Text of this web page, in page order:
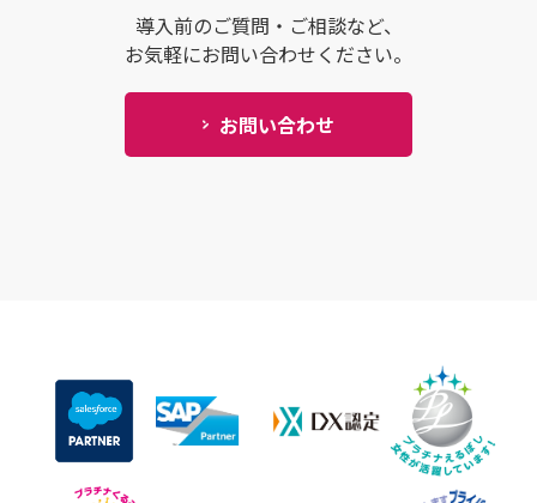
導入前のご質問・ご相談など、
お気軽にお問い合わせください。
お問い合わせ